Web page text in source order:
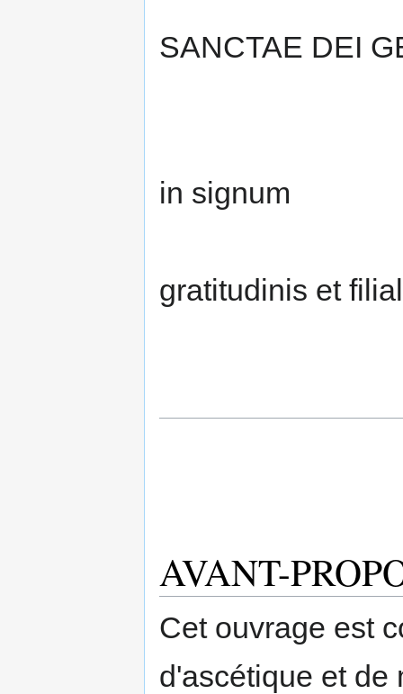
SANCTAE DEI
in signum
gratitudinis et
AVANT-
Cet ouvrage est
d'ascétique et de